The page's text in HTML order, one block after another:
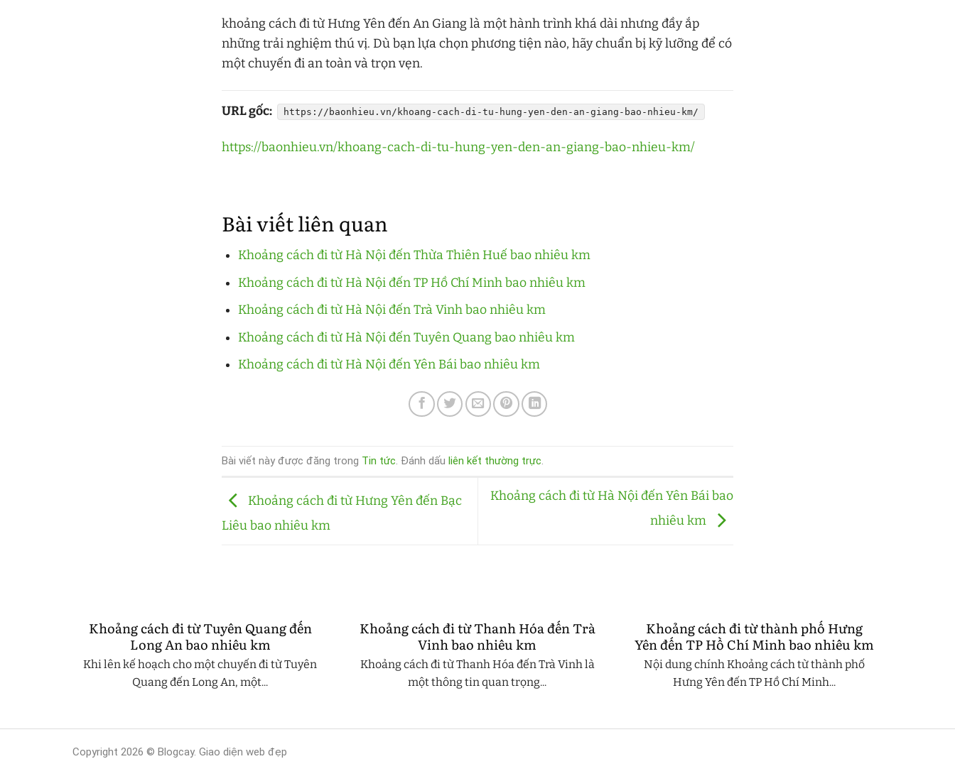
khoảng cách đi từ Hưng Yên đến An Giang là một hành trình khá dài nhưng đầy ắp
những trải nghiệm thú vị. Dù bạn lựa chọn phương tiện nào, hãy chuẩn bị kỹ lưỡng để có
một chuyến đi an toàn và trọn vẹn.
URL gốc: https://baonhieu.vn/khoang-cach-di-tu-hung-yen-den-an-giang-bao-nhieu-km/
https://baonhieu.vn/khoang-cach-di-tu-hung-yen-den-an-giang-bao-nhieu-km/
Bài viết liên quan
Khoảng cách đi từ Hà Nội đến Thừa Thiên Huế bao nhiêu km
Khoảng cách đi từ Hà Nội đến TP Hồ Chí Minh bao nhiêu km
Khoảng cách đi từ Hà Nội đến Trà Vinh bao nhiêu km
Khoảng cách đi từ Hà Nội đến Tuyên Quang bao nhiêu km
Khoảng cách đi từ Hà Nội đến Yên Bái bao nhiêu km
Bài viết này được đăng trong Tin tức. Đánh dấu liên kết thường trực.
Khoảng cách đi từ Hưng Yên đến Bạc
Liêu bao nhiêu km
Khoảng cách đi từ Hà Nội đến Yên Bái bao
nhiêu km
Khoảng cách đi từ Tuyên Quang đến
Long An bao nhiêu km
Khi lên kế hoạch cho một chuyến đi từ Tuyên
Quang đến Long An, một...
Khoảng cách đi từ Thanh Hóa đến Trà
Vinh bao nhiêu km
Khoảng cách đi từ Thanh Hóa đến Trà Vinh là
một thông tin quan trọng...
Khoảng cách đi từ thành phố Hưng
Yên đến TP Hồ Chí Minh bao nhiêu km
Nội dung chính Khoảng cách từ thành phố
Hưng Yên đến TP Hồ Chí Minh...
Copyright 2026 © Blogcay. Giao diện web đẹp